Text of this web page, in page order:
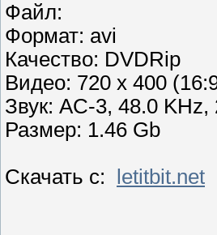
Файл:
Формат: avi
Качество: DVDRip
Видео: 720 x 400
Звук: AC-3, 48.0
Размер: 1.46 Gb
Скачать с: letitbit.net